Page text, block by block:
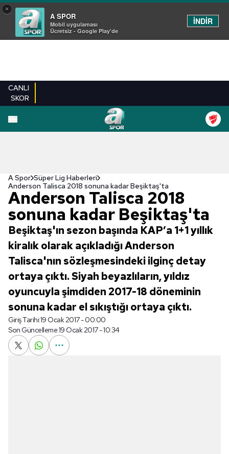
×
A SPOR
Mobil uygulaması
Ücretsiz - Google Play'de
İNDİR
CANLI
SKOR
A Spor Süper Lig Haberleri
Anderson Talisca 2018 sonuna kadar Beşiktaş'ta
Anderson Talisca 2018
sonuna kadar Beşiktaş'ta
Beşiktaş'ın sezon başında KAP’a 1+1 yıllık
kiralık olarak açıkladığı Anderson
Talisca'nın sözleşmesindeki ilginç detay
ortaya çıktı. Siyah beyazlıların, yıldız
oyuncuyla şimdiden 2017-18 döneminin
sonuna kadar el sıkıştığı ortaya çıktı.
Giriş Tarihi:19 Ocak 2017 - 00:00
Son Güncelleme:19 Ocak 2017 - 10:34